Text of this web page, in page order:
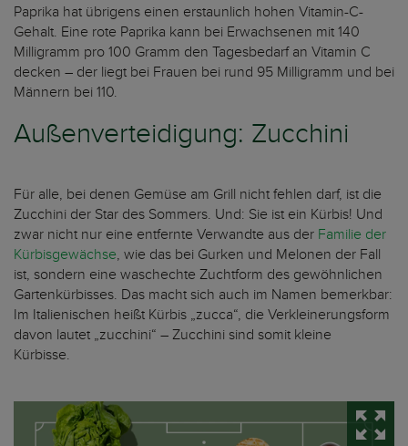
Paprika hat übrigens einen erstaunlich hohen Vitamin-C-
Gehalt. Eine rote Paprika kann bei Erwachsenen mit 140
Milligramm pro 100 Gramm den Tagesbedarf an Vitamin C
decken – der liegt bei Frauen bei rund 95 Milligramm und bei
Männern bei 110.
Außenverteidigung: Zucchini
Für alle, bei denen Gemüse am Grill nicht fehlen darf, ist die
Zucchini der Star des Sommers. Und: Sie ist ein Kürbis! Und
zwar nicht nur eine entfernte Verwandte aus der Familie der
Kürbisgewächse, wie das bei Gurken und Melonen der Fall
ist, sondern eine waschechte Zuchtform des gewöhnlichen
Gartenkürbisses. Das macht sich auch im Namen bemerkbar:
Im Italienischen heißt Kürbis „zucca“, die Verkleinerungsform
davon lautet „zucchini“ – Zucchini sind somit kleine
Kürbisse.